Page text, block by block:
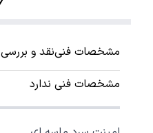
مشخصات فنینقد و بررسی
مشخصات فنی ندارد